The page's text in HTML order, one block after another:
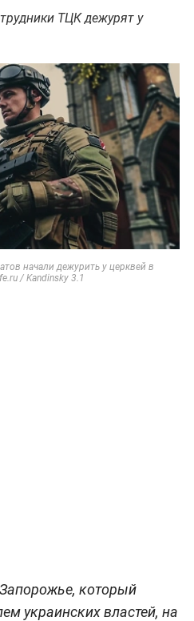
ТЦК дежурят у
начали дежурить у церквей в
/ Kandinsky 3.1
который
украинских властей, на